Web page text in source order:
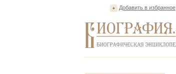
Добавить в избранное